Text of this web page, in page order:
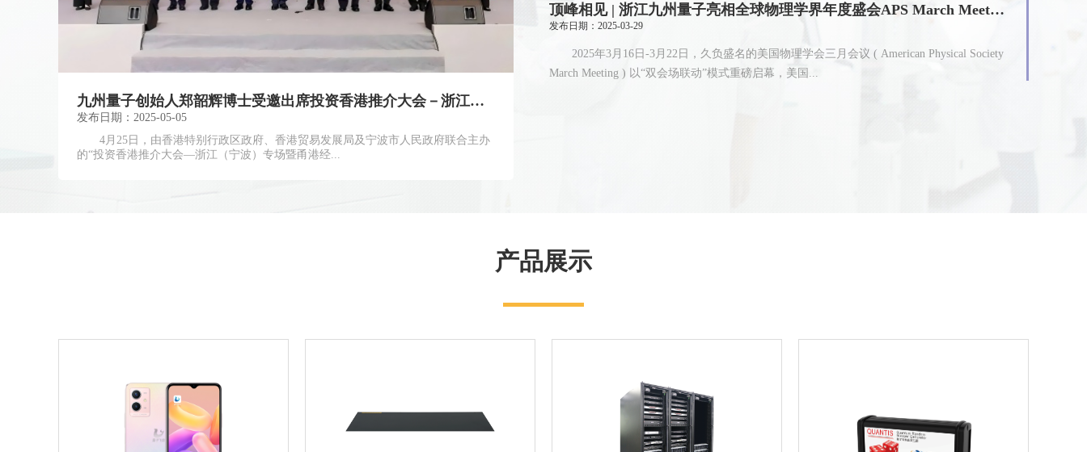
九州量子创始人郑韶辉博士受邀出席投资香港推介大会－浙江（宁波）专场暨甬港经济合作论坛
发布日期：2025-05-05
4月25日，由香港特别行政区政府、香港贸易发展局及宁波市人民政府联合主办
的“投资香港推介大会—浙江（宁波）专场暨甬港经...
顶峰相见 | 浙江九州量子亮相全球物理学界年度盛会APS March Meeting
发布日期：2025-03-29
2025年3月16日-3月22日，久负盛名的美国物理学会三月会议 ( American Physical Society
March Meeting ) 以“双会场联动”模式重磅启幕，美国...
风云际会”在北京圆满落幕。经由北交所及新三板投资者保...
发布日期：2025-01-05
国务院办公厅：将量子科技项目纳入专项债资本金支持范畴
发布日期：2024-12-27
昨日，国务院办公厅正式发布《关于进一步优化地方政府专项债券管理机制的意见》
（简称《意见》）。《意见》着重指出，要拓宽专项债券作为项目资本金的...
产品展示